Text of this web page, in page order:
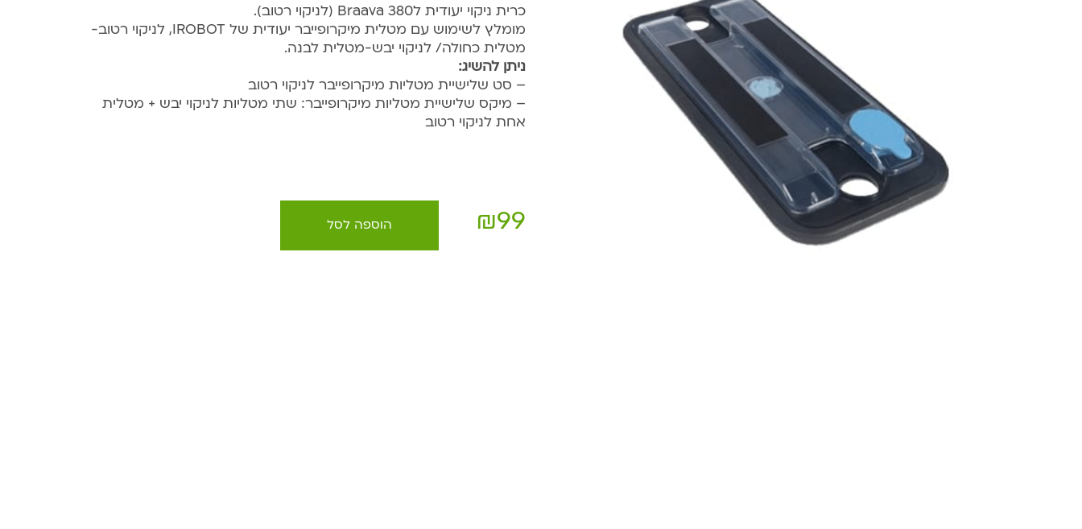
כרית ניקוי יעודית לBraava 380 (לניקוי רטוב).
מומלץ לשימוש עם מטלית מיקרופייבר יעודית של IROBOT, לניקוי רטוב-
מטלית כחולה/ לניקוי יבש-מטלית לבנה.
ניתן להשיג:
– סט שלישיית מטליות מיקרופייבר לניקוי רטוב
– מיקס שלישיית מטליות מיקרופייבר: שתי מטליות לניקוי יבש + מטלית
אחת לניקוי רטוב
₪99 הוספה לסל